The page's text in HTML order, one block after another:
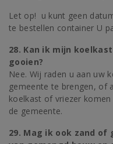
Let op! u kunt geen
te bestellen container U
28. Kan ik mijn
gooien?
Nee. Wij raden u aan uw
gemeente te brengen, of
koelkast of vriezer
de gemeente.
29. Mag ik ook zand of